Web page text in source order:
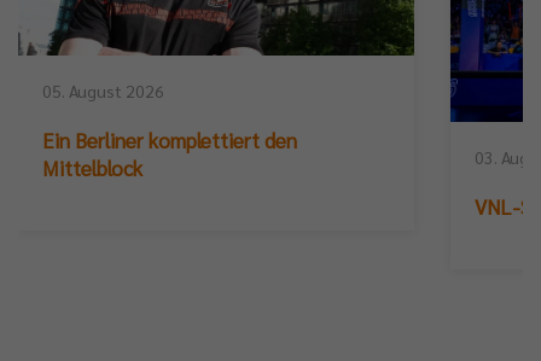
05. August 2026
Ein Berliner komplettiert den
Mittelblock
03.
VNL-